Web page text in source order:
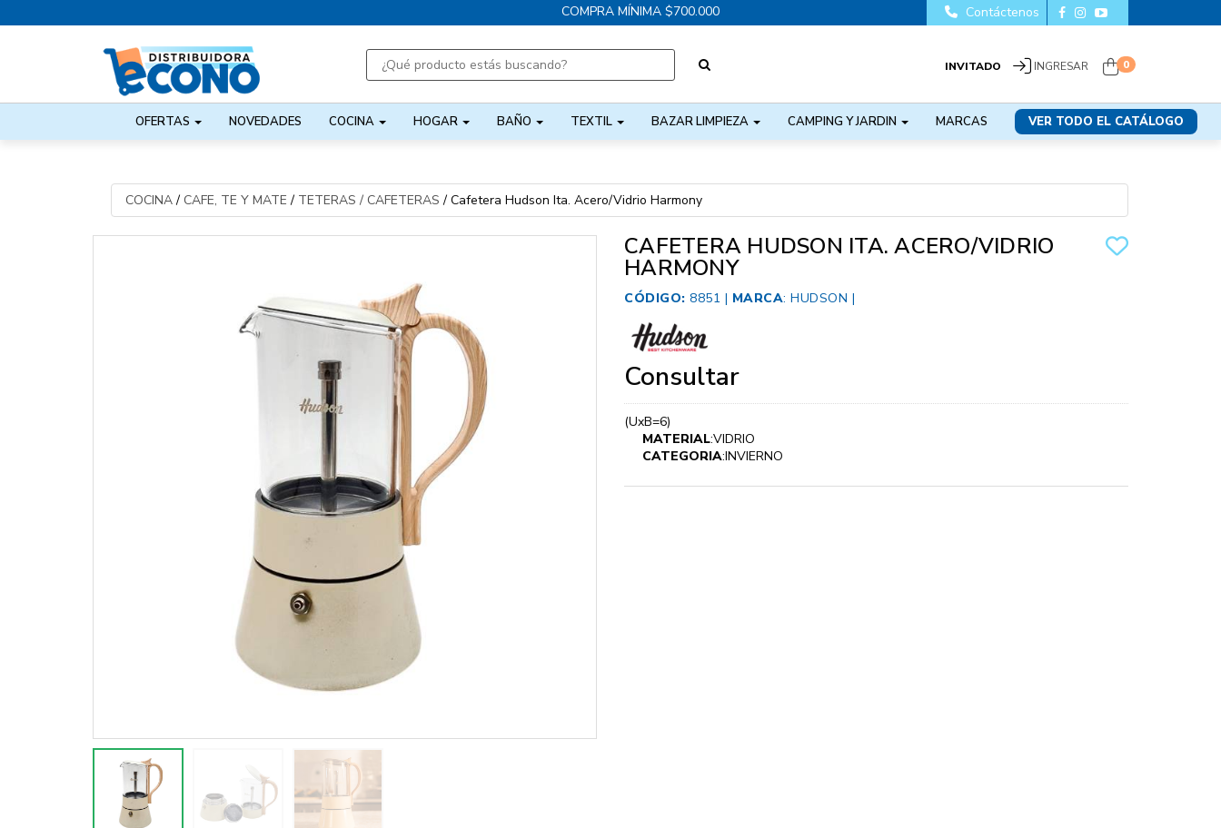
COMPRA MÍNIMA $700.000
INVITADO INGRESAR 0
OFERTAS NOVEDADES COCINA HOGAR BAÑO TEXTIL BAZAR LIMPIEZA CAMPING Y JARDIN MARCAS VER TODO EL CATÁLOGO
Contáctenos
COCINA/ CAFE, TE Y MATE / TETERAS / CAFETERAS / Cafetera Hudson Ita. Acero/Vidrio Harmony
CAFETERA HUDSON ITA. ACERO/VIDRIO
HARMONY
CÓDIGO: 8851 | MARCA: HUDSON |
Consultar
(UxB=6)
MATERIAL:VIDRIO
CATEGORIA:INVIERNO